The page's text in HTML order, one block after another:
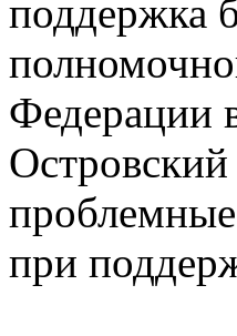
поддержка
Федерации
Островский
при